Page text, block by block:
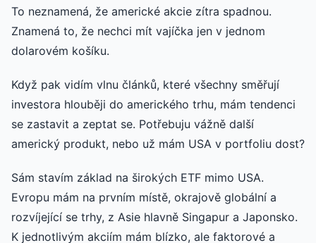
To neznamená, že americké akcie zítra spadnou.
Znamená to, že nechci mít vajíčka jen v jednom
dolarovém košíku.
Když pak vidím vlnu článků, které všechny směřují
investora hlouběji do amerického trhu, mám tendenci
se zastavit a zeptat se. Potřebuju vážně další
americký produkt, nebo už mám USA v portfoliu dost?
Sám stavím základ na širokých ETF mimo USA.
Evropu mám na prvním místě, okrajově globální a
rozvíjející se trhy, z Asie hlavně Singapur a Japonsko.
K jednotlivým akciím mám blízko, ale faktorové a